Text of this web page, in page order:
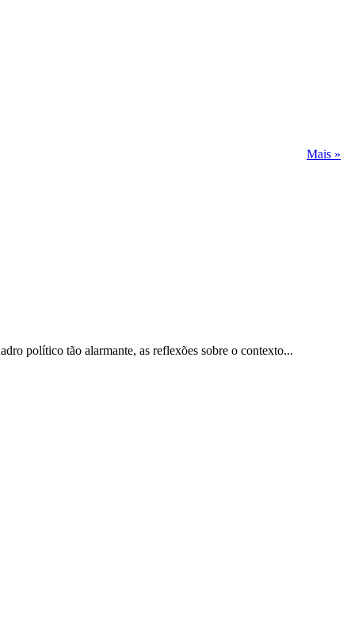
Mais »
político tão alarmante, as reflexões sobre o contexto...